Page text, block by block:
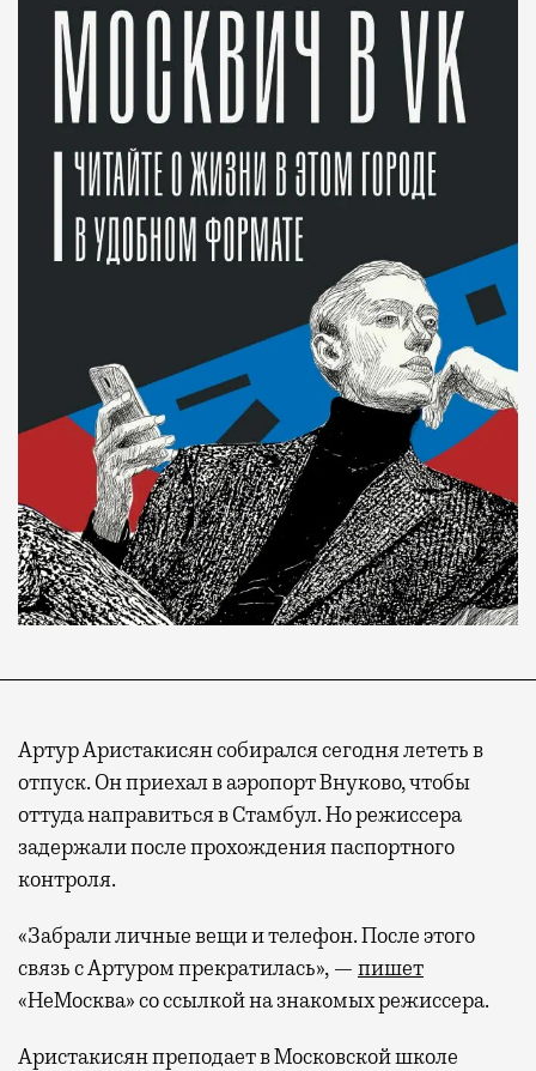
Артур Аристакисян собирался сегодня лететь в
отпуск. Он приехал в аэропорт Внуково, чтобы
оттуда направиться в Стамбул. Но режиссера
задержали после прохождения паспортного
контроля.
«Забрали личные вещи и телефон. После этого
связь с Артуром прекратилась», — пишет
«НеМосква» со ссылкой на знакомых режиссера.
Аристакисян преподает в Московской школе